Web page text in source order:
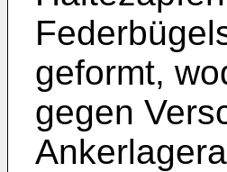
geformt,
gegen